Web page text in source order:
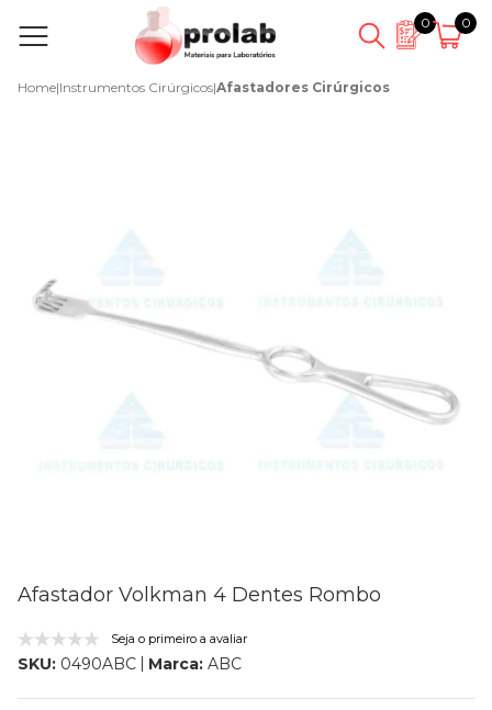
0 0
Home|Instrumentos Cirúrgicos|Afastadores Cirúrgicos
Afastador Volkman 4 Dentes Rombo
Seja o primeiro a avaliar
SKU: 0490ABC Marca: ABC